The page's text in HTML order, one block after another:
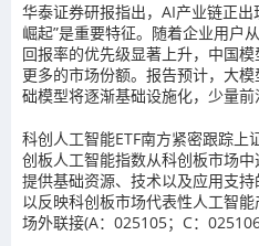
华泰证券研报指出，AI产业链正
崛起”是重要特征。随着企业用户
回报率的优先级显著上升，中国
更多的市场份额。报告预计，大
础模型将逐渐基础设施化，少量前
科创人工智能ETF南方紧密跟踪
创板人工智能指数从科创板市场
提供基础资源、技术以及应用支持
以反映科创板市场代表性人工智能
场外联接(A：025105；C：